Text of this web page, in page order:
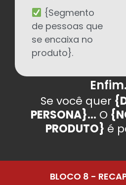
{Segmento
de pessoas que
se encaixa no
produto}.
Se você quer
PERSONA}... O
PRODUTO} é
BLOCO 8 -